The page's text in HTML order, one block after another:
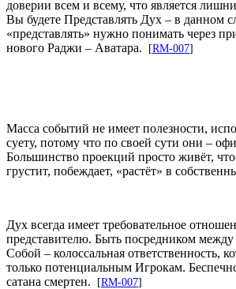
доверии всем и всему, что является
Вы будете Представлять Дух – в данном
«представлять» нужно понимать через
нового Раджи – Аватара.
[RM-007]
Масса событий не имеет полезности,
суету, потому что по своей сути они –
Большинство проекций просто живёт,
грустит, побеждает, «растёт» в
Дух всегда имеет требовательное
представителю. Быть посредником
Собой – колоссальная ответственность,
только потенциальным Игрокам.
сатана смертен.
[RM-007]